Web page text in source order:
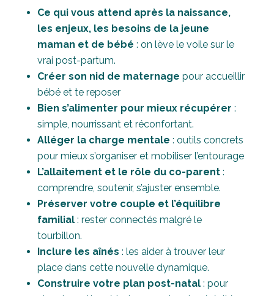
Ce qui vous attend après la naissance,
les enjeux, les besoins de la jeune
maman et de bébé : on lève le voile sur le
vrai post-partum.
Créer son nid de maternage pour accueillir
bébé et te reposer
Bien s’alimenter pour mieux récupérer :
simple, nourrissant et réconfortant.
Alléger la charge mentale : outils concrets
pour mieux s’organiser et mobiliser l’entourage
L’allaitement et le rôle du co-parent:
comprendre, soutenir, s’ajuster ensemble.
Préserver votre couple et l’équilibre
familial: rester connectés malgré le
tourbillon.
Inclure les aînés : les aider à trouver leur
place dans cette nouvelle dynamique.
Construire votre plan post-natal: pour